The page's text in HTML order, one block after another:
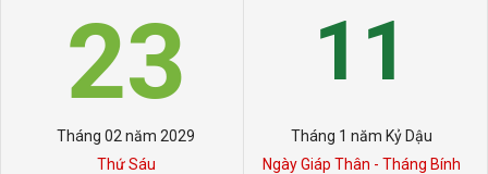
23
Tháng 02 năm 2029
Thứ Sáu
11
Tháng 1 năm Kỷ Dậu
Ngày Giáp Thân - Tháng Bính